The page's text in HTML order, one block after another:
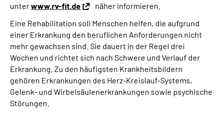
unterwww.rv-fit.de
näher informieren.
Eine Rehabilitation soll Menschen helfen, die aufgrund
einer Erkrankung den beruflichen Anforderungen nicht
mehr gewachsen sind. Sie dauert in der Regel drei
Wochen und richtet sich nach Schwere und Verlauf der
Erkrankung. Zu den häufigsten Krankheitsbildern
gehören Erkrankungen des Herz-Kreislauf-Systems,
Gelenk- und Wirbelsäulenerkrankungen sowie psychische
Störungen.